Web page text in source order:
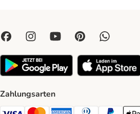
Zahlungsarten